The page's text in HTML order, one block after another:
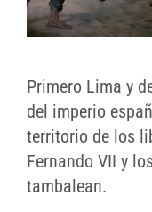
Primero Lima y
del imperio
territorio de los
Fernando VII y
tambalean.